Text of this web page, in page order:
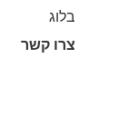
בלוג
צרו קשר